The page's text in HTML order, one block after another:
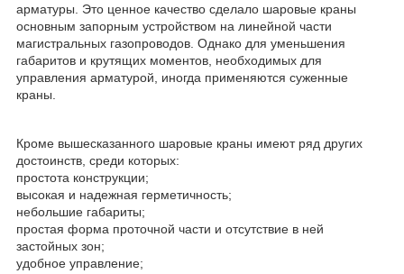
арматуры. Это ценное качество сделало шаровые краны
основным запорным устройством на линейной части
магистральных газопроводов. Однако для уменьшения
габаритов и крутящих моментов, необходимых для
управления арматурой, иногда применяются суженные
краны.
Кроме вышесказанного шаровые краны имеют ряд других
достоинств, среди которых:
простота конструкции;
высокая и надежная герметичность;
небольшие габариты;
простая форма проточной части и отсутствие в ней
застойных зон;
удобное управление;